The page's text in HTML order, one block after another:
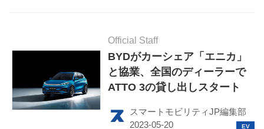
Official Staff
BYDがカーシェア「エニカ」
と協業、全国のディーラーで
ATTO 3の貸し出しスタート
スマートモビリティJP編集部